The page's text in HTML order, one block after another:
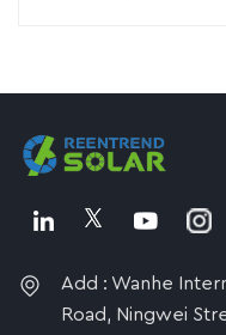
Add : Wanhe
Road, Ningwei